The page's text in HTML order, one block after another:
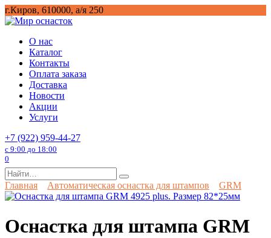
Перейти
к
г.Киров, 610000, а/я 250
О нас
Каталог
Контакты
Оплата заказа
Доставка
Новости
Акции
Услуги
+7 (922) 959-44-27
с 9:00 до 18:00
0
Search
for:
Главная Автоматическая оснастка для штампов GRM
Оснастка для штампа GRM